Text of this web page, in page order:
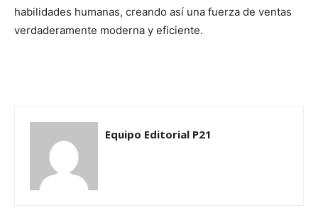
habilidades humanas, creando así una fuerza de ventas
verdaderamente moderna y eficiente.
Equipo Editorial P21